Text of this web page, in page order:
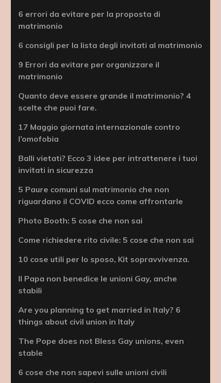
6 errori da evitare per la proposta di
matrimonio
6 consigli per la lista degli invitati al matrimonio
9 Errori da evitare per organizzare il
matrimonio
Quanto deve essere grande il matrimonio? 4
scelte che puoi fare.
17 Maggio giornata internazionale contro
l’omofobia
Balli vietati? Ecco 3 idee per intrattenere i tuoi
invitati in sicurezza
5 Paure comuni sul matrimonio che non
riguardano il COVID ecco come affrontarle
Photo Booth: 5 cose che non sai
Come richiedere rito civile: 5 cose che non sai
10 cose utili per lo sposo, Kit sopravvivenza.
Il Papa non benedice le unioni Gay, anche
stabili
Are you planning to get married in Italy? 6
things about civil union in Italy
The Pope does not Bless Gay unions, even
stable
6 cose che non sapevi sulle unioni civili